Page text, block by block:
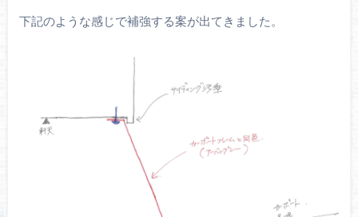
下記のような感じで補強する案が出てきました。